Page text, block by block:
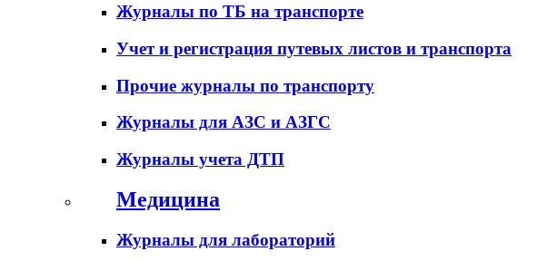
Журналы по ТБ на транспорте
Учет и регистрация путевых листов и транспорта
Прочие журналы по транспорту
Журналы для АЗС и АЗГС
Журналы учета ДТП
Медицина
Журналы для лабораторий